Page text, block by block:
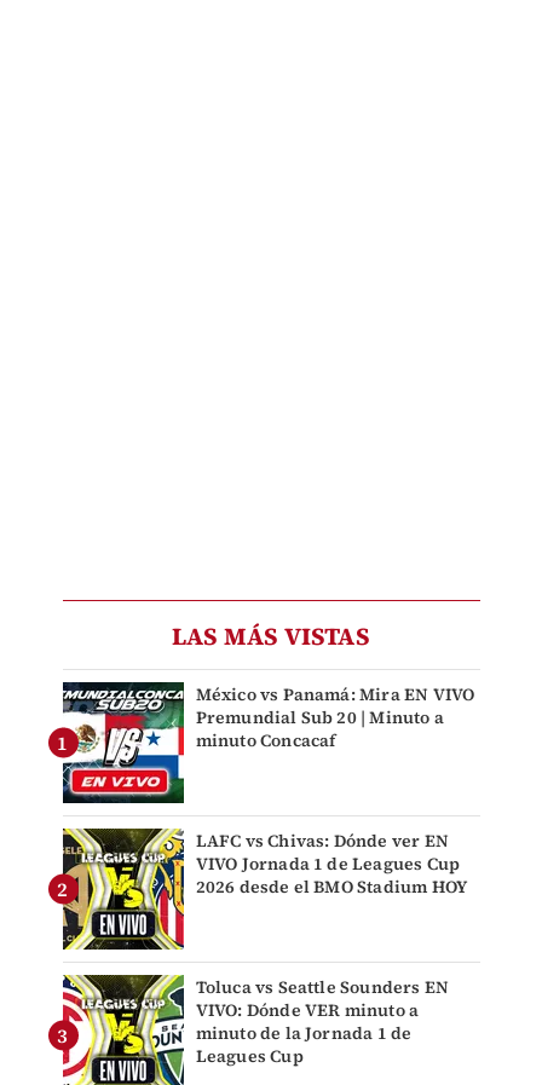
LAS MÁS VISTAS
México vs Panamá: Mira EN VIVO
Premundial Sub 20 | Minuto a
minuto Concacaf
LAFC vs Chivas: Dónde ver EN
VIVO Jornada 1 de Leagues Cup
2026 desde el BMO Stadium HOY
Toluca vs Seattle Sounders EN
VIVO: Dónde VER minuto a
minuto de la Jornada 1 de
Leagues Cup